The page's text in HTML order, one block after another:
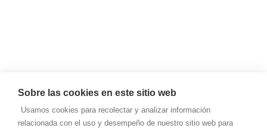
Sobre las cookies en este sitio web
Usamos cookies para recolectar y analizar información
relacionada con el uso y desempeño de nuestro sitio web para